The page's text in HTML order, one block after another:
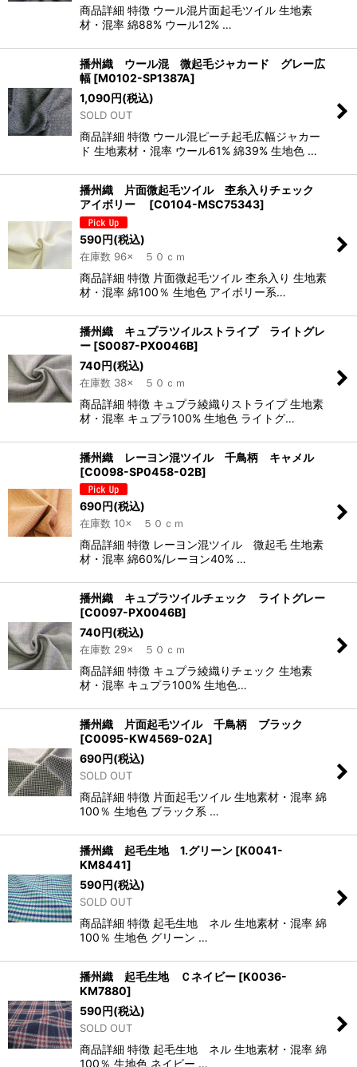
商品詳細 特徴 ウール混片面起毛ツイル 生地素
材・混率 綿88% ウール12% …
播州織 ウール混 微起毛ジャカード グレー広
幅 [M0102-SP1387A]
1,090円(税込)
SOLD OUT
商品詳細 特徴 ウール混ピーチ起毛広幅ジャカー
ド 生地素材・混率 ウール61% 綿39% 生地色 …
播州織 片面微起毛ツイル 杢糸入りチェック
アイボリー
[C0104-MSC75343]
590円(税込)
在庫数 96× ５０ｃｍ
商品詳細 特徴 片面微起毛ツイル 杢糸入り 生地素
材・混率 綿100％ 生地色 アイボリー系…
播州織 キュプラツイルストライプ ライトグレ
ー [S0087-PX0046B]
740円(税込)
在庫数 38× ５０ｃｍ
商品詳細 特徴 キュプラ綾織りストライプ 生地素
材・混率 キュプラ100% 生地色 ライトグ…
播州織 レーヨン混ツイル 千鳥柄 キャメル
[C0098-SP0458-02B]
690円(税込)
在庫数 10× ５０ｃｍ
商品詳細 特徴 レーヨン混ツイル 微起毛 生地素
材・混率 綿60%/レーヨン40% …
播州織 キュプラツイルチェック ライトグレー
[C0097-PX0046B]
740円(税込)
在庫数 29× ５０ｃｍ
商品詳細 特徴 キュプラ綾織りチェック 生地素
材・混率 キュプラ100% 生地色…
播州織 片面起毛ツイル 千鳥柄 ブラック
[C0095-KW4569-02A]
690円(税込)
SOLD OUT
商品詳細 特徴 片面起毛ツイル 生地素材・混率 綿
100％ 生地色 ブラック系 …
播州織 起毛生地 1.グリーン [K0041-
KM8441]
590円(税込)
SOLD OUT
商品詳細 特徴 起毛生地 ネル 生地素材・混率 綿
100％ 生地色 グリーン …
播州織 起毛生地 Ｃネイビー [K0036-
KM7880]
590円(税込)
SOLD OUT
商品詳細 特徴 起毛生地 ネル 生地素材・混率 綿
100％ 生地色 ネイビー …